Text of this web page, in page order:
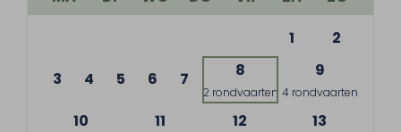
1
2
3 4 5 6 7 8
2 rondvaarten
9
4 rondvaarten
10 11 12 13